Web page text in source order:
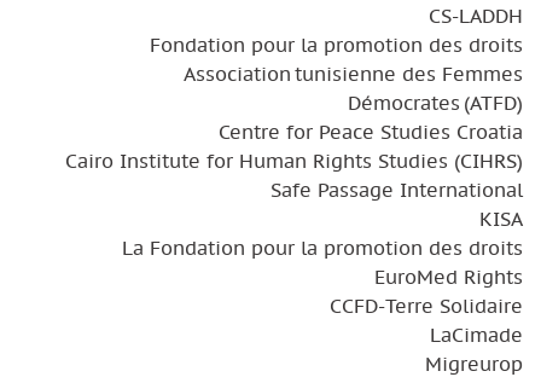
CS-LADDH
Fondation pour la promotion des droits
Association tunisienne des Femmes
Démocrates (ATFD)
Centre for Peace Studies Croatia
Cairo Institute for Human Rights Studies (CIHRS)
Safe Passage International
KISA
La Fondation pour la promotion des droits
EuroMed Rights
CCFD-Terre Solidaire
LaCimade
Migreurop